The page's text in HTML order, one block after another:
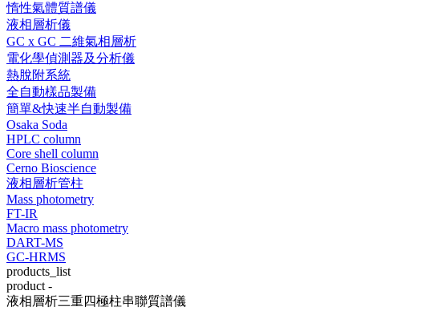
惰性氣體質譜儀
液相層析儀
GC x GC 二維氣相層析
電化學偵測器及分析儀
熱脫附系統
全自動樣品製備
簡單&快速半自動製備
Osaka Soda
HPLC column
Core shell column
Cerno Bioscience
液相層析管柱
Mass photometry
FT-IR
Macro mass photometry
DART-MS
GC-HRMS
products_list
product -
液相層析三重四極柱串聯質譜儀